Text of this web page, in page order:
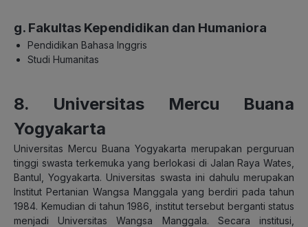
g. Fakultas Kependidikan dan Humaniora
Pendidikan Bahasa Inggris
Studi Humanitas
8. Universitas Mercu Buana
Yogyakarta
Universitas Mercu Buana Yogyakarta merupakan perguruan
tinggi swasta terkemuka yang berlokasi di Jalan Raya Wates,
Bantul, Yogyakarta. Universitas swasta ini dahulu merupakan
Institut Pertanian Wangsa Manggala yang berdiri pada tahun
1984. Kemudian di tahun 1986, institut tersebut berganti status
menjadi Universitas Wangsa Manggala. Secara institusi,